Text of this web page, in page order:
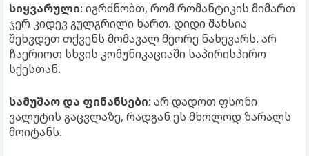
სიყვარული: იგრძნობთ, რომ რომანტიკის მიმართ
ჯერ კიდევ გულგრილი ხართ. დიდი შანსია
შეხვდეთ თქვენს მომავალ მეორე ნახევარს. არ
ჩაერიოთ სხვის კომუნიკაციაში საპირისპირო
სქესთან.
სამუშაო და ფინანსები: არ დადოთ ფსონი
ვალუტის გაცვლაზე, რადგან ეს მხოლოდ ზარალს
მოიტანს.